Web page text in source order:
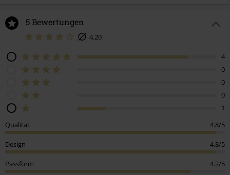
5 Bewertungen
4.20
4
0
0
0
1
Qualität
4.8/5
Design 4.8/5
Passform 4.2/5